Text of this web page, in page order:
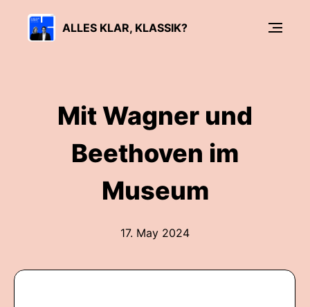
ALLES KLAR, KLASSIK?
Mit Wagner und
Beethoven im
Museum
17. May 2024